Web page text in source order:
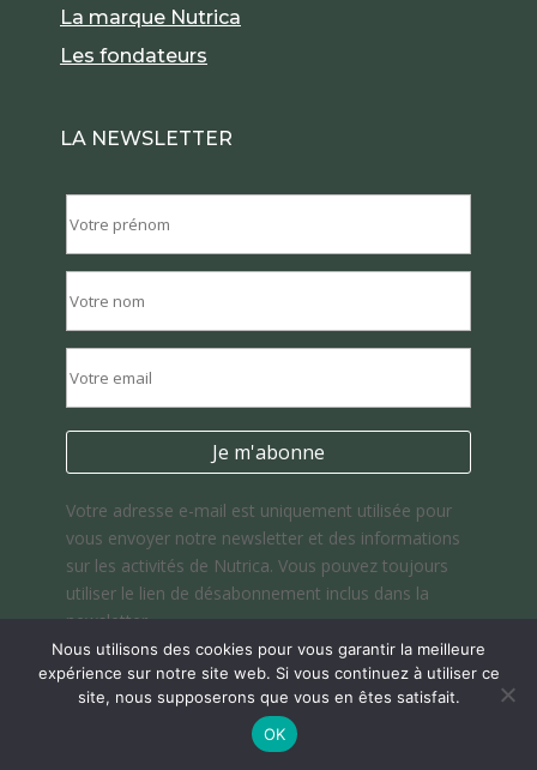
La marque Nutrica
Les fondateurs
LA NEWSLETTER
Votre adresse e-mail est uniquement utilisée pour
vous envoyer notre newsletter et des informations
sur les activités de Nutrica. Vous pouvez toujours
utiliser le lien de désabonnement inclus dans la
newsletter.
CONTACTEZ-NOUS
La Horsière - Misabran
Nous utilisons des cookies pour vous garantir la meilleure
expérience sur notre site web. Si vous continuez à utiliser ce
site, nous supposerons que vous en êtes satisfait.
OK